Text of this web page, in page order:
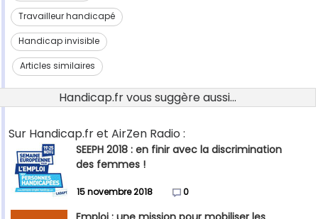
Travailleur handicapé
Handicap invisible
Articles similaires
Handicap.fr vous suggère aussi...
Sur Handicap.fr et AirZen Radio :
SEEPH 2018 : en finir avec la discrimination
des femmes !
15 novembre 2018 0